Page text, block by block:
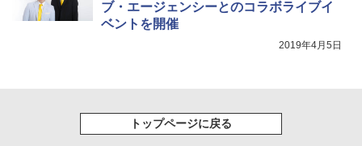
ブ・エージェンシーとのコラボライブイ
ベントを開催
2019年4月5日
トップページに戻る